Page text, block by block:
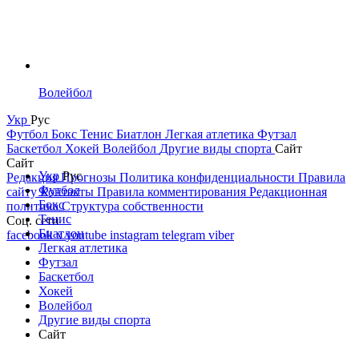
Волейбол
Укр Рус
Футбол Бокс Тенис Биатлон Легкая атлетика Футзал
Баскетбол Хокей Волейбол Другие виды спорта Сайт
Сайт
РедакцияПрогнозы Политика конфиденциальности Правила
сайтуКонтакты Правила комментирования Редакционная
политикаСтруктура собственности
Соц. сети
facebookxyoutube instagram telegram viber
УкрРус
Футбол
Бокс
Тенис
Биатлон
Легкая атлетика
Футзал
Баскетбол
Хокей
Волейбол
Другие виды спорта
Сайт